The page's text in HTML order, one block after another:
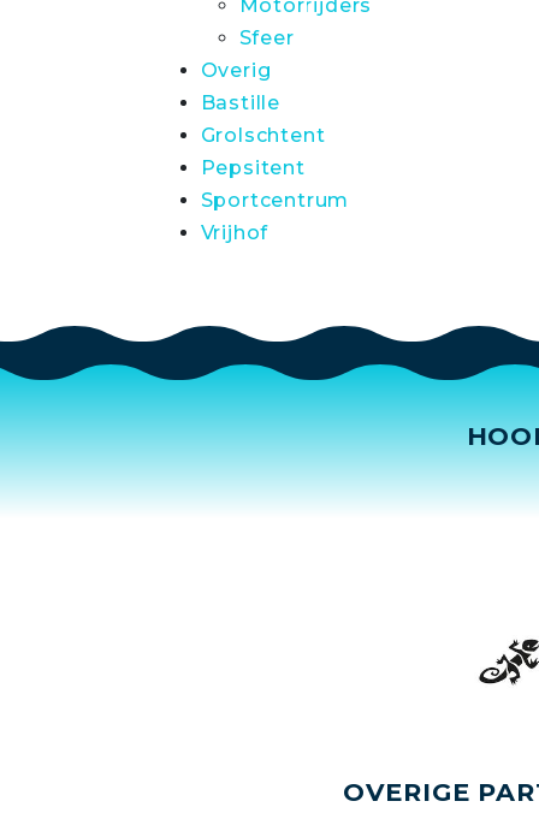
Motorrijders
Sfeer
Overig
Bastille
Grolschtent
Pepsitent
Sportcentrum
Vrijhof
OVERIGE